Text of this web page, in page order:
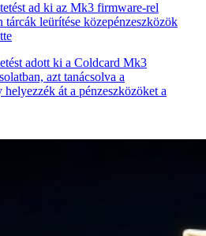
ad ki az Mk3 firmware-rel
tárcák leürítése közepénzeszközök
adott ki a Coldcard Mk3
azt tanácsolva a
át a pénzeszközöket a